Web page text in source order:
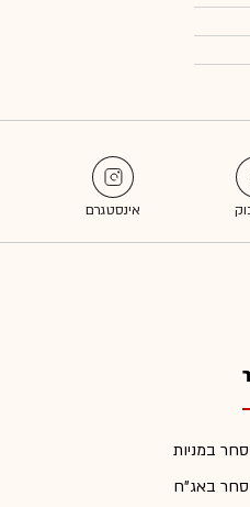
במניות
באג"ח